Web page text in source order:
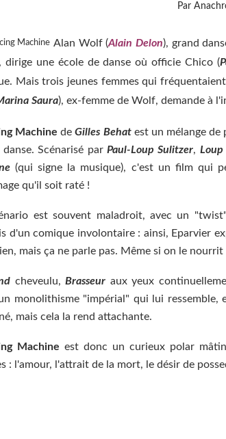
Par
Alan Wolf (Alain Delon), grand
dirige une école de danse où officie Chico (
Mais trois jeunes femmes qui
Saura), ex-femme de Wolf, demande à
Machine deGilles Behat est un mélange
Scénarisé parPaul-Loup Sulitzer,
(qui signe la musique), c'est un film qui
qu'il soit raté !
est souvent maladroit, avec un
d'un comique involontaire : ainsi, Eparvier
mais ça ne parle pas. Même si on le nourrit
cheveulu,Brasseur aux yeux
monolithisme "impérial" qui lui ressemble,
mais cela la rend attachante.
Machine est donc un curieux polar
: l'amour, l'attrait de la mort, le désir de